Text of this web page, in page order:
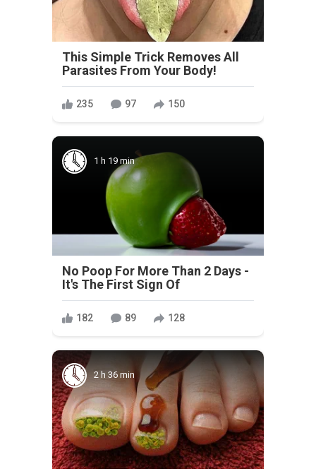
This Simple Trick Removes All
Parasites From Your Body!
235 97 150
1 h 19 min
No Poop For More Than 2 Days -
It's The First Sign Of
182 89 128
2 h 36 min